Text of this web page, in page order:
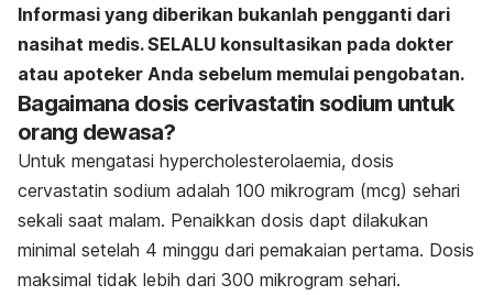
Informasi yang diberikan bukanlah pengganti dari
nasihat medis. SELALU konsultasikan pada dokter
atau apoteker Anda sebelum memulai pengobatan.
Bagaimana dosis cerivastatin sodium untuk
orang dewasa?
Untuk mengatasi hypercholesterolaemia, dosis
cervastatin sodium adalah 100 mikrogram (mcg) sehari
sekali saat malam. Penaikkan dosis dapt dilakukan
minimal setelah 4 minggu dari pemakaian pertama. Dosis
maksimal tidak lebih dari 300 mikrogram sehari.